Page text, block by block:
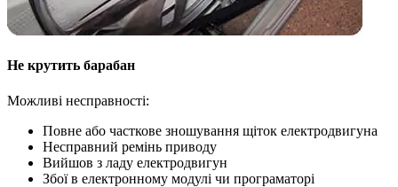
Не крутить барабан
Можливі несправності:
Повне або часткове зношування щіток електродвигуна
Несправний ремінь приводу
Вийшов з ладу електродвигун
Збої в електронному модулі чи програматорі